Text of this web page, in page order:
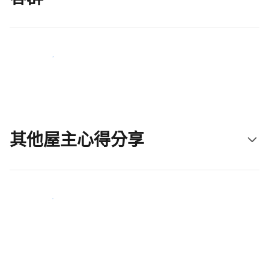
立即接觸新住客
其他屋主心得分享
加入同業的行列